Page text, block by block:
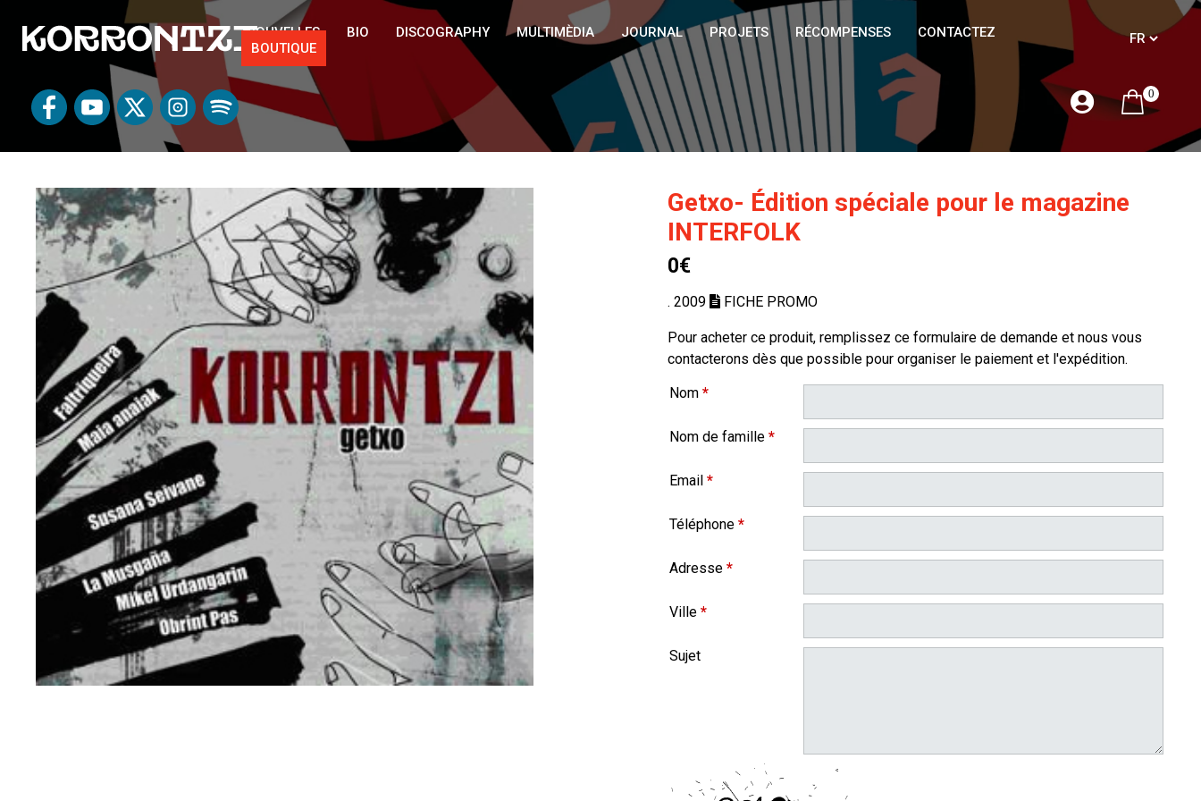
NOUVELLES BIO DISCOGRAPHY MULTIMÈDIA JOURNAL PROJETS RÉCOMPENSES
CONTACTEZ
BOUTIQUE
0
Getxo- Édition spéciale pour le magazine
INTERFOLK
0€
. 2009 FICHE PROMO
Pour acheter ce produit, remplissez ce formulaire de demande et nous vous
contacterons dès que possible pour organiser le paiement et l'expédition.
Nom *
Nom de famille *
Email *
Téléphone *
Adresse *
Ville *
Sujet